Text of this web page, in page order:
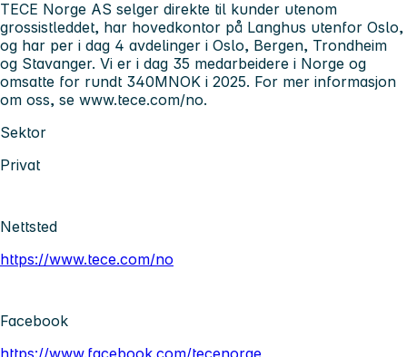
TECE Norge AS selger direkte til kunder utenom
grossistleddet, har hovedkontor på Langhus utenfor Oslo,
og har per i dag 4 avdelinger i Oslo, Bergen, Trondheim
og Stavanger. Vi er i dag 35 medarbeidere i Norge og
omsatte for rundt 340MNOK i 2025. For mer informasjon
om oss, se www.tece.com/no.
Sektor
Privat
Nettsted
https://www.tece.com/no
Facebook
https://www.facebook.com/tecenorge